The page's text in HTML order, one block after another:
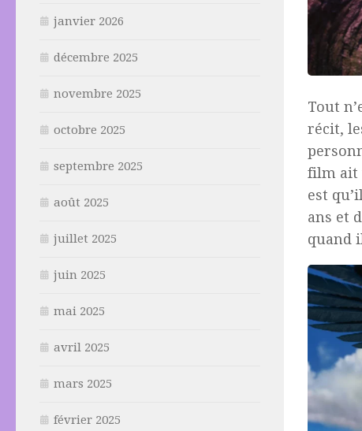
Tout
récit,
film ait
est
ans et
quand
janvier 2026
décembre 2025
novembre 2025
octobre 2025
septembre 2025
août 2025
juillet 2025
juin 2025
mai 2025
avril 2025
mars 2025
février 2025